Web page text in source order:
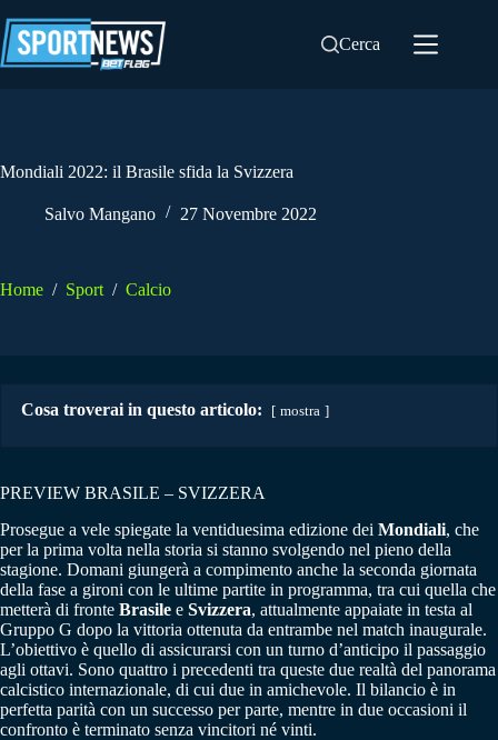
al
contenuto
Cerca
Mondiali 2022: il Brasile sfida la Svizzera
Salvo Mangano 27 Novembre 2022
Home / Sport / Calcio
Cosa troverai in questo articolo: mostra
PREVIEW BRASILE – SVIZZERA
Prosegue a vele spiegate la ventiduesima edizione dei Mondiali, che
per la prima volta nella storia si stanno svolgendo nel pieno della
stagione. Domani giungerà a compimento anche la seconda giornata
della fase a gironi con le ultime partite in programma, tra cui quella che
metterà di fronte Brasile e Svizzera, attualmente appaiate in testa al
Gruppo G dopo la vittoria ottenuta da entrambe nel match inaugurale.
L’obiettivo è quello di assicurarsi con un turno d’anticipo il passaggio
agli ottavi. Sono quattro i precedenti tra queste due realtà del panorama
calcistico internazionale, di cui due in amichevole. Il bilancio è in
perfetta parità con un successo per parte, mentre in due occasioni il
confronto è terminato senza vincitori né vinti.